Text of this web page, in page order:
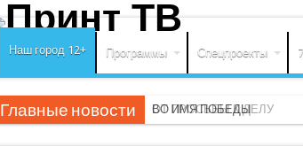
Наш город 12+ Программы Спецпроекты
Главные новости ВО ИМЯ ПОБЕДЫ
ОТ ПРОСЬБЫ К ДЕЛУ